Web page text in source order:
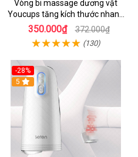
Vòng bi massage dương vật
Youcups tăng kích thước nhanh
an toàn
350.000₫ 372.000₫
(130)
-28%
5